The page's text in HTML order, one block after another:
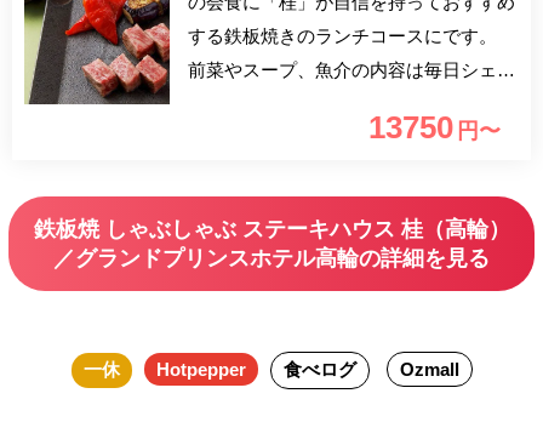
する鉄板焼きのランチコースにです。
前菜やスープ、魚介の内容は毎日シェフ
ルのゆったりとした大人の空間で伝統の
13750 円〜
鉄板焼 しゃぶしゃぶ ステーキハウス 桂（高輪）
／グランドプリンスホテル高輪の詳細を見る
一休 Hotpepper 食べログ Ozmall